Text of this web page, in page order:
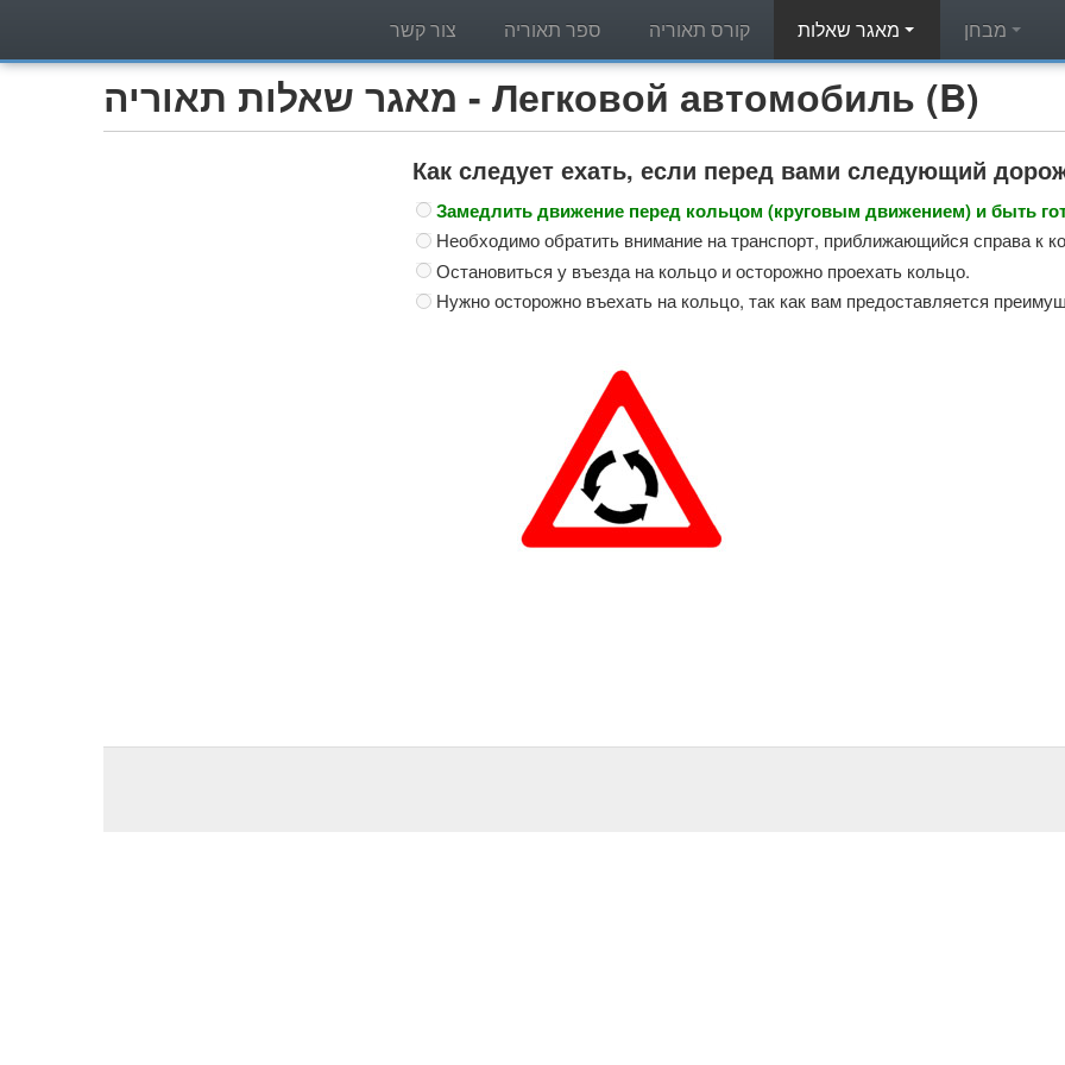
קורס תאוריה ספר תאוריה צור קשר
מאגר שאלות תאוריה - Легковой автомобиль (B)
Как следует ехать, если перед вами следующий
Замедлить движение перед кольцом (круговым движением) и быть
Необходимо обратить внимание на транспорт, приближающийся справа к
Остановиться у въезда на кольцо и осторожно проехать кольцо.
Нужно осторожно въехать на кольцо, так как вам предоставляется